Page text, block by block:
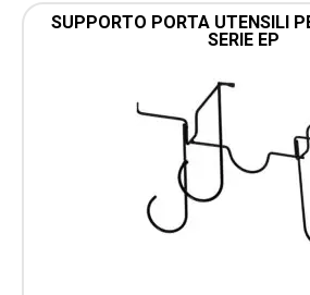
SUPPORTO PORTA UTENSILI
SERIE EP